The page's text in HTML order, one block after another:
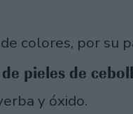
colores, por su
pieles de
y óxido.